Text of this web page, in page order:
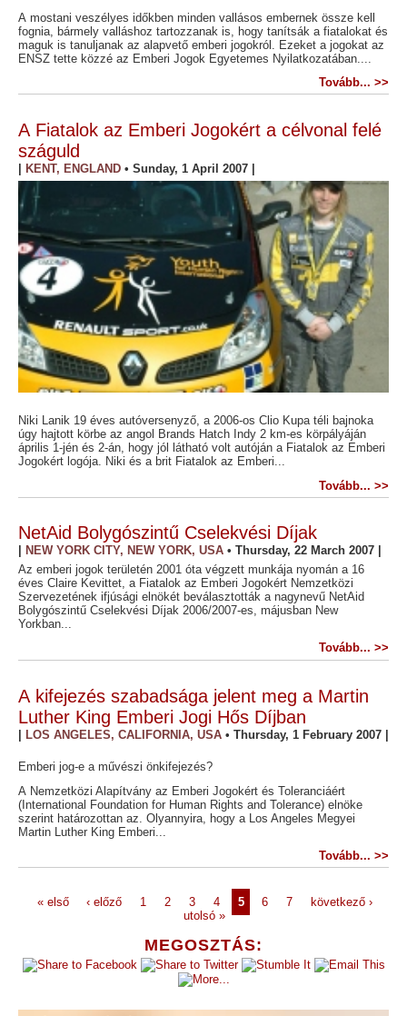
MEGOSZTÁS:
A mostani veszélyes időkben minden vallásos embernek össze kell
fognia, bármely valláshoz tartozzanak is, hogy tanítsák a fiatalokat és
maguk is tanuljanak az alapvető emberi jogokról. Ezeket a jogokat az
ENSZ tette közzé az Emberi Jogok Egyetemes Nyilatkozatában....
Tovább... >>
A Fiatalok az Emberi Jogokért a célvonal felé
száguld
KENT, ENGLAND • Sunday, 1 April 2007
Niki Lanik 19 éves autóversenyző, a 2006-os Clio Kupa téli bajnoka
úgy hajtott körbe az angol Brands Hatch Indy 2 km-es körpályáján
április 1-jén és 2-án, hogy jól látható volt autóján a Fiatalok az Emberi
Jogokért logója. Niki és a brit Fiatalok az Emberi...
Tovább... >>
NetAid Bolygószintű Cselekvési Díjak
NEW YORK CITY, NEW YORK, USA • Thursday, 22 March 2007
Az emberi jogok területén 2001 óta végzett munkája nyomán a 16
éves Claire Kevittet, a Fiatalok az Emberi Jogokért Nemzetközi
Szervezetének ifjúsági elnökét beválasztották a nagynevű NetAid
Bolygószintű Cselekvési Díjak 2006/2007-es, májusban New
Yorkban...
Tovább... >>
A kifejezés szabadsága jelent meg a Martin
Luther King Emberi Jogi Hős Díjban
| LOS ANGELES, CALIFORNIA, USA • Thursday, 1 February 2007 |
Emberi jog-e a művészi önkifejezés?
A Nemzetközi Alapítvány az Emberi Jogokért és Toleranciáért
(International Foundation for Human Rights and Tolerance) elnöke
szerint határozottan az. Olyannyira, hogy a Los Angeles Megyei
Martin Luther King Emberi...
Tovább... >>
« első ‹ előző 1 2 3 4 5 6 7
következő ›
utolsó »